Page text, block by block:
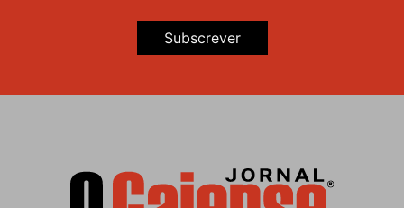
Subscrever